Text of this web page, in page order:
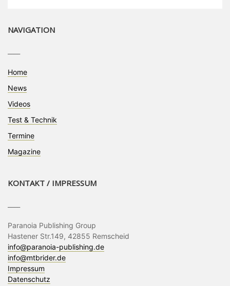
NAVIGATION
Home
News
Videos
Test & Technik
Termine
Magazine
KONTAKT / IMPRESSUM
Paranoia Publishing Group
Hastener Str.149, 42855 Remscheid
info@paranoia-publishing.de
info@mtbrider.de
Impressum
Datenschutz